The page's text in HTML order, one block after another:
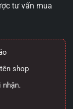
tư vấn mua
shop
nhận.